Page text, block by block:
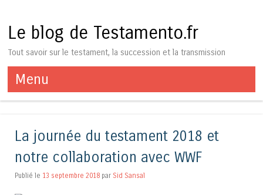
Le blog de Testamento.fr
Tout savoir sur le testament, la succession et la transmission
Menu
Aller au contenu
La journée du testament 2018 et
notre collaboration avec WWF
Publié le 13 septembre 2018 par Sid Sansal